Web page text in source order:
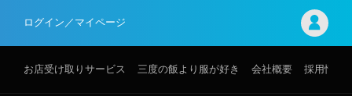
ログイン／マイページ
お店受け取りサービス 三度の飯より服が好き 会社概要 採用情報